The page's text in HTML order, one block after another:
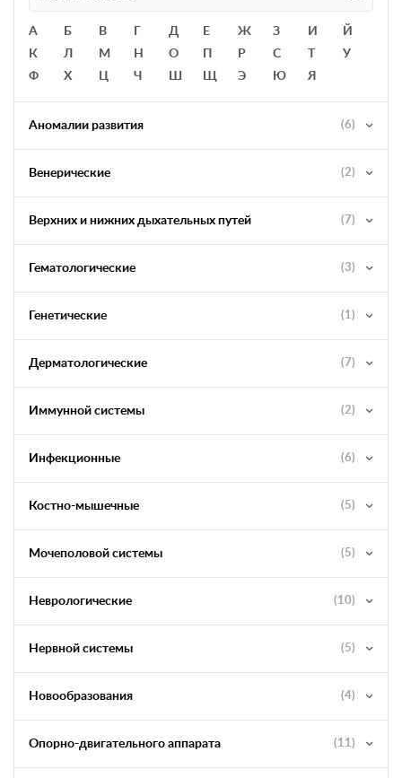
А Б В Д Е Ж З И
Й
К
Л М Н О Р С
У
Ф
Х Ц Ч Ш Щ Э Ю Я
Аномалии развития (6)
Венерические (2)
Верхних и нижних дыхательных путей (7)
Гематологические (3)
Генетические (1)
Дерматологические (7)
Иммунной системы (2)
Инфекционные (6)
Костно-мышечные (5)
Мочеполовой системы (5)
Неврологические (10)
Нервной системы (5)
Новообразования (4)
Опорно-двигательного аппарата (11)